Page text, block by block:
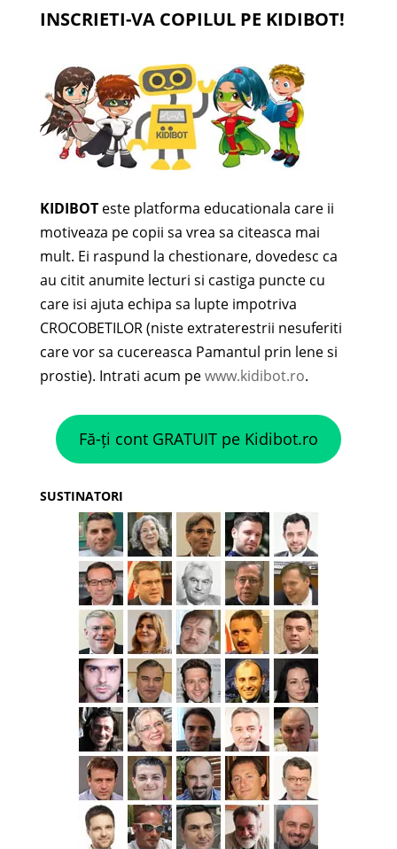
INSCRIETI-VA COPILUL PE KIDIBOT!
KIDIBOTeste platforma educationala care ii
motiveaza pe copii sa vrea sa citeasca mai
mult. Ei raspund la chestionare, dovedesc ca
au citit anumite lecturi si castiga puncte cu
care isi ajuta echipa sa lupte impotriva
CROCOBETILOR (niste extraterestrii nesuferiti
care vor sa cucereasca Pamantul prin lene si
prostie). Intrati acum pewww.kidibot.ro.
Fă-ți cont GRATUIT pe Kidibot.ro
SUSTINATORI